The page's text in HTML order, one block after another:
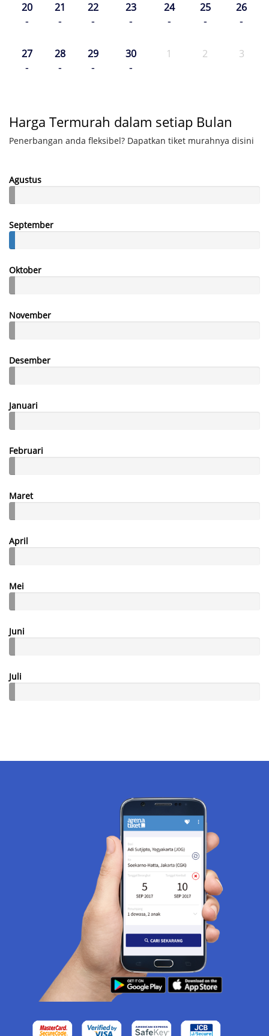
20
-
21
-
22
-
23
-
24
-
25
-
26
-
27
-
28
-
29
-
30
-
1 2 3
Harga Termurah dalam setiap Bulan
Penerbangan anda fleksibel? Dapatkan tiket murahnya disini
Agustus
September
Oktober
November
Desember
Januari
Februari
Maret
April
Mei
Juni
Juli